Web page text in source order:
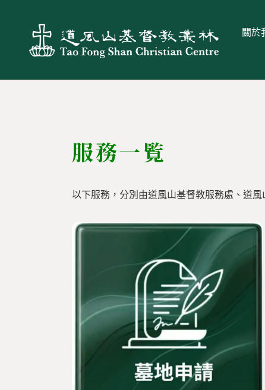
關於
服務一覧
以下服務，分別由道風山基督教服務處、道